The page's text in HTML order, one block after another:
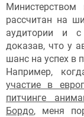
рассчитан на
аудитории и
доказав, что у
шанс на успех в
Например,
участие в
питчинге
Бордо, меня